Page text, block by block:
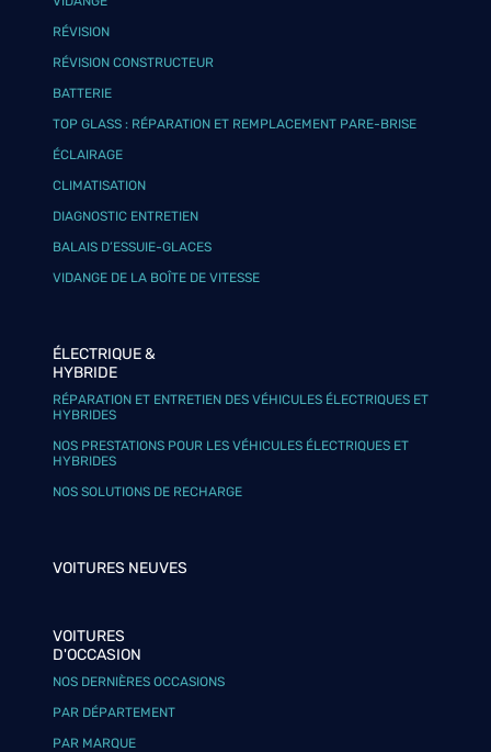
RÉVISION
RÉVISION CONSTRUCTEUR
BATTERIE
TOP GLASS : RÉPARATION ET REMPLACEMENT PARE-BRISE
ÉCLAIRAGE
CLIMATISATION
DIAGNOSTIC ENTRETIEN
BALAIS D’ESSUIE-GLACES
VIDANGE DE LA BOÎTE DE VITESSE
ÉLECTRIQUE &
HYBRIDE
RÉPARATION ET ENTRETIEN DES VÉHICULES ÉLECTRIQUES ET
HYBRIDES
NOS PRESTATIONS POUR LES VÉHICULES ÉLECTRIQUES ET
HYBRIDES
NOS SOLUTIONS DE RECHARGE
VOITURES NEUVES
VOITURES
D'OCCASION
NOS DERNIÈRES OCCASIONS
PAR DÉPARTEMENT
PAR MARQUE